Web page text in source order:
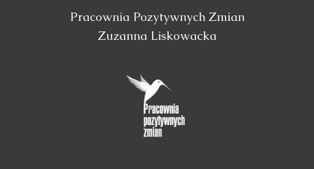
Pracownia Pozytywnych Zmian
Zuzanna Liskowacka